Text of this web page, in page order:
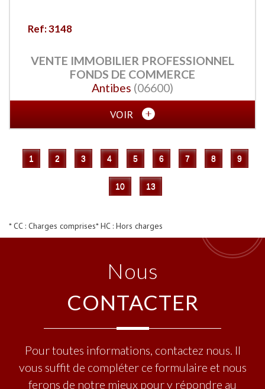
Ref: 3148
VENTE IMMOBILIER PROFESSIONNEL
FONDS DE COMMERCE
Antibes (06600)
VOIR
1 2 3 4 5 6 7 8 9
10 13
* CC : Charges comprises* HC : Hors charges
Nous
CONTACTER
Pour toutes informations, contactez nous. Il
vous suffit de compléter ce formulaire et nous
ferons de notre mieux pour y répondre au